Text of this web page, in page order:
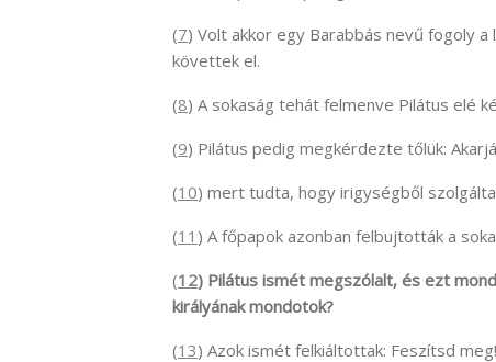
(7) Volt akkor egy Barabbás nevű fogoly
követtek el.
(8) A sokaság tehát felmenve Pilátus elé
(9) Pilátus pedig megkérdezte tőlük:
(10) mert tudta, hogy irigységből
(11 ) A főpapok azonban felbujtották a
(12) Pilátus ismét megszólalt, és ezt
királyának mondotok?
(13) Azok ismét felkiáltottak: Feszítsd meg!